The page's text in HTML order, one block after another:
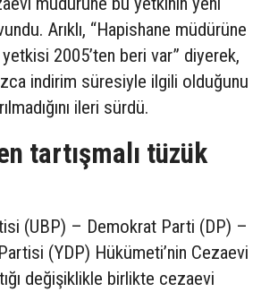
Arıklı, “Hapishane müdürüne
2005’ten beri var” diyerek,
indirim süresiyle ilgili olduğunu
ileri sürdü.
tartışmalı tüzük
(UBP) – Demokrat Parti (DP) –
(YDP) Hükümeti’nin Cezaevi
değişiklikle birlikte cezaevi